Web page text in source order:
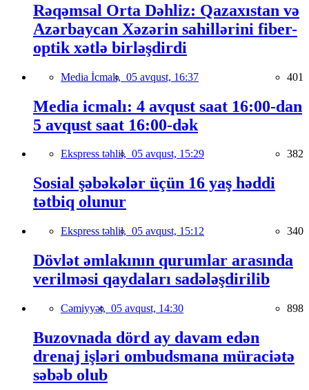
Rəqəmsal Orta Dəhliz: Qazaxıstan və
Azərbaycan Xəzərin sahillərini fiber-
optik xətlə birləşdirdi
Media İcmalı, 05 avqust, 16:37 401
Media icmalı: 4 avqust saat 16:00-dan
5 avqust saat 16:00-dək
Ekspress təhlil, 05 avqust, 15:29 382
Sosial şəbəkələr üçün 16 yaş həddi
tətbiq olunur
Ekspress təhlil, 05 avqust, 15:12 340
Dövlət əmlakının qurumlar arasında
verilməsi qaydaları sadələşdirilib
Cəmiyyət, 05 avqust, 14:30 898
Buzovnada dörd ay davam edən
drenaj işləri ombudsmana müraciətə
səbəb olub